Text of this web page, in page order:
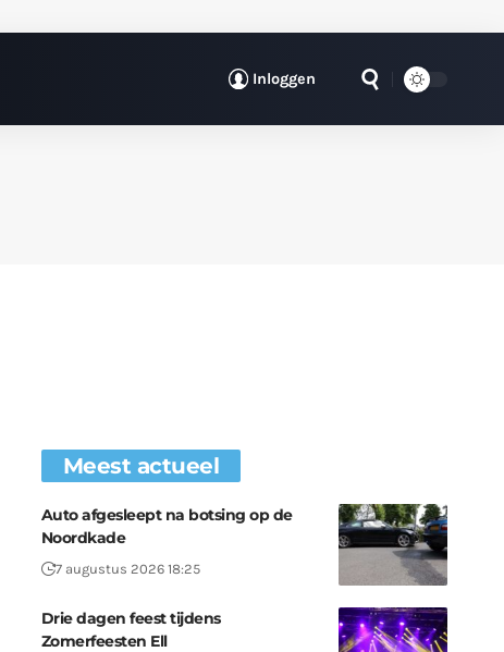
Inloggen
Meest actueel
Auto afgesleept na botsing op de
Noordkade
7 augustus 2026 18:25
Drie dagen feest tijdens
Zomerfeesten Ell